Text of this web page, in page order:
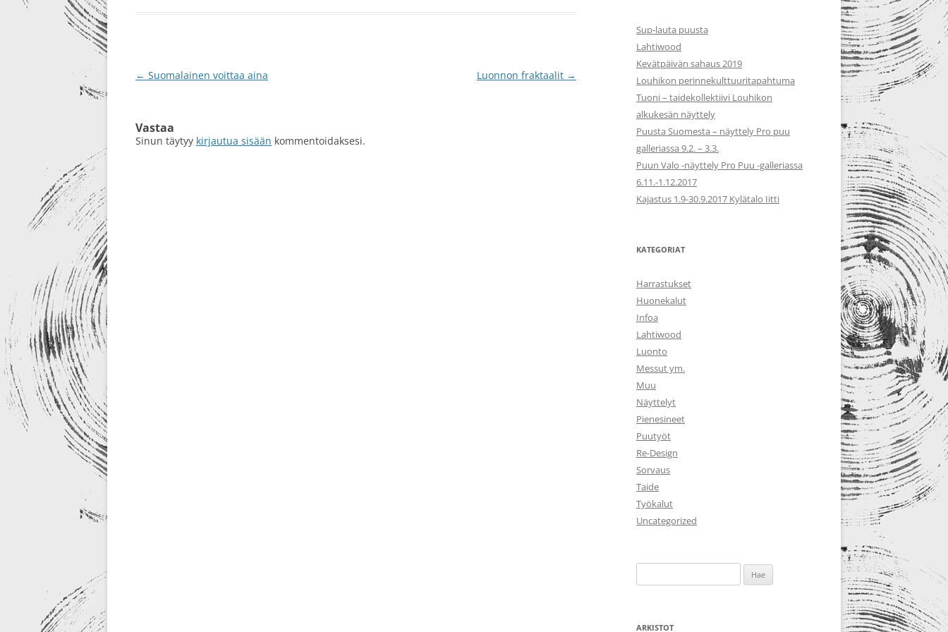
Artikkelien
← Suomalainen voittaa aina Luonnon fraktaalit →
Vastaa
Sinun täytyy kirjautua sisään kommentoidaksesi.
Sup-lauta puusta
Lahtiwood
Kevätpäivän sahaus 2019
Louhikon perinnekulttuuritapahtuma
Tuoni – taidekollektiivi Louhikon
alkukesän näyttely
Puusta Suomesta – näyttely Pro puu
galleriassa 9.2. – 3.3.
Puun Valo -näyttely Pro Puu -galleriassa
6.11.-1.12.2017
Kajastus 1.9-30.9.2017 Kylätalo Iitti
KATEGORIAT
Harrastukset
Huonekalut
Infoa
Lahtiwood
Luonto
Messut ym.
Muu
Näyttelyt
Pienesineet
Puutyöt
Re-Design
Sorvaus
Taide
Työkalut
Uncategorized
ARKISTOT